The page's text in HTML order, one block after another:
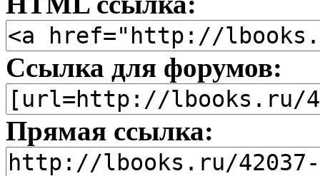
Ссылка для форумов:
Прямая ссылка: